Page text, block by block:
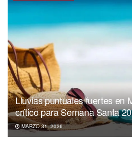
Lluvias puntuales fuertes en
crítico para Semana Santa
MARZO 31, 2026